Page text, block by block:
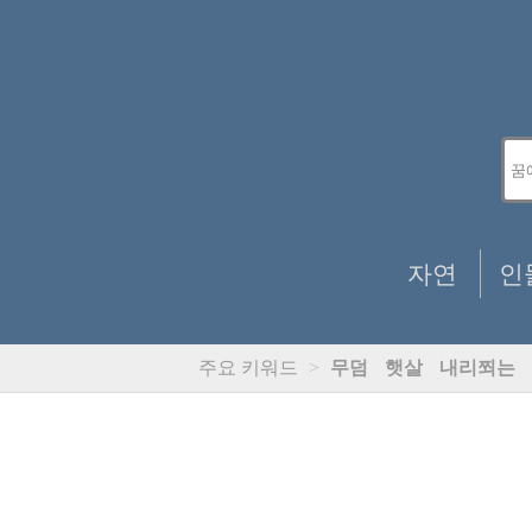
자연 인
주요 키워드 > 무덤 햇살 내리쬐는